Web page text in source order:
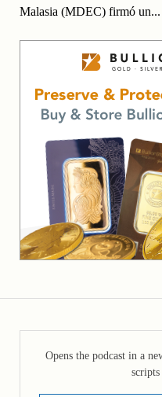
Malasia (MDEC) firmó un...
Opens the podcast in a
scripts